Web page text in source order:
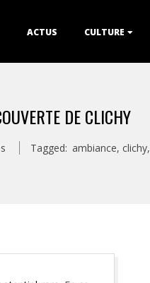
ACTUS CULTURE
DE CLICHY
Tagged: ambiance, clichy,